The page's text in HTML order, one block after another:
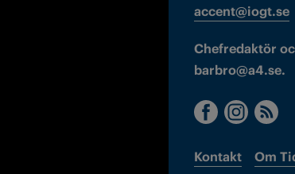
accent@iogt.se
Chefredaktör
barbro@a4.se.
Kontakt Om